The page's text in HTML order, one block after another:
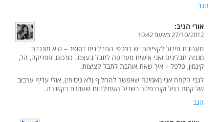
הגב
אורי הגיב:
27/10/2012 בשעה 10:42
תערובת תיבול לקציצות יש במדפי התבלינים בסופר – היא מורכבת
מכמה תבלינים ואני אישית מעדיפה לתבל בעצמי. כורכום, פפריקה, הל,
קינמון, פלפל – איך שאת אוהבת לתבל קציצות.
לגבי הקמח אני מאמינה שאפשר להחליף (לא ניסיתי), אולי עדיף ערבוב
של קמח רגיל וקורנפלור בשביל העמילניות שעוזרת בקשירה.
הגב